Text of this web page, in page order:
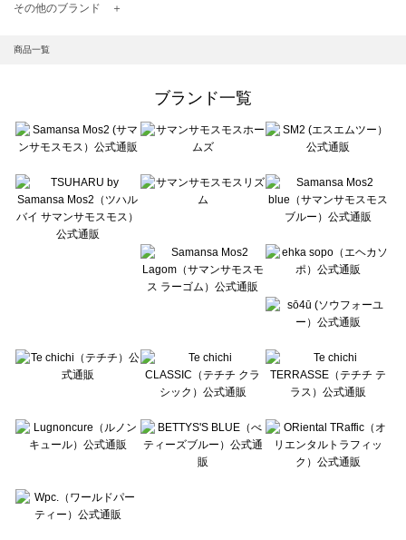
TSUHARU by Samansa Mos2（ツハルバイサマンサモスモス）の一覧
Samansa Mos2 blue（サマンサモスモス ブルー）の一覧
Te chichi（テチチ）の一覧
Te chichi CLASSIC（テチチ クラシック）の一覧
Lugnoncure（ルノンキュール）の一覧
BETTY'S BLUE（べティーズブルー）の一覧
Wpc.（ワールドパーティー）の一覧
その他のブランド ＋
商品一覧
ブランド一覧